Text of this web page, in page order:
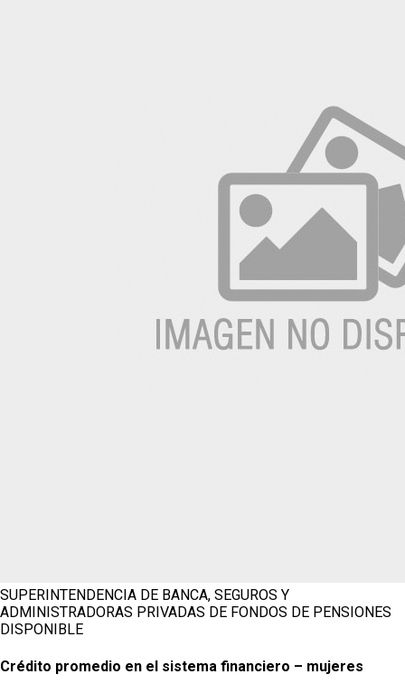
SUPERINTENDENCIA DE BANCA, SEGUROS Y
ADMINISTRADORAS PRIVADAS DE FONDOS DE PENSIONES
DISPONIBLE
Crédito promedio en el sistema financiero – mujeres